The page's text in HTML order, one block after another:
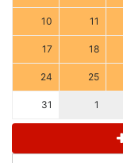
10 11
17 18
24 25
31 1